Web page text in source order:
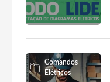
Comandos
Elétricos